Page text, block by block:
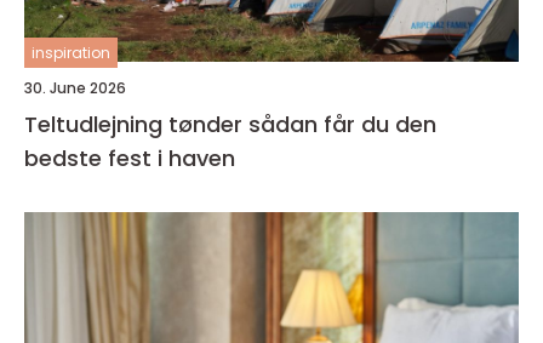
inspiration
30. June 2026
Teltudlejning tønder sådan får du den
bedste fest i haven